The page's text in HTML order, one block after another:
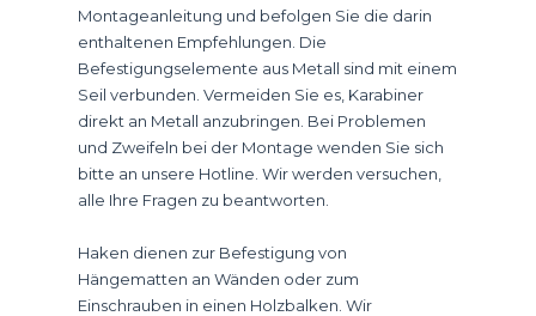
Montageanleitung und befolgen Sie die darin
enthaltenen Empfehlungen. Die
Befestigungselemente aus Metall sind mit einem
Seil verbunden. Vermeiden Sie es, Karabiner
direkt an Metall anzubringen. Bei Problemen
und Zweifeln bei der Montage wenden Sie sich
bitte an unsere Hotline. Wir werden versuchen,
alle Ihre Fragen zu beantworten.
Haken dienen zur Befestigung von
Hängematten an Wänden oder zum
Einschrauben in einen Holzbalken. Wir